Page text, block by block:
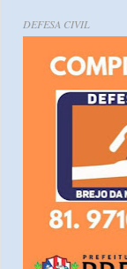
DEFESA CIVIL